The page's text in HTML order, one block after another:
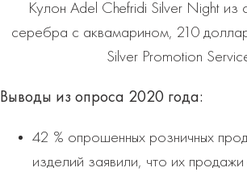
Кулон Adel Chefridi Silver Night из
серебра с аквамарином, 210
Silver Promotion
Выводы из опроса 2020 года:
42 % опрошенных розничных
изделий заявили, что их